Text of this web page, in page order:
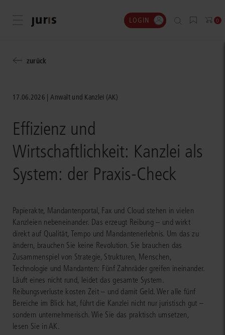
Menü öffnen LOGIN 0
zurück
17.06.2026 Anwalt und Kanzlei (AK)
Effizienz und
Wirtschaftlichkeit: Kanzlei als
System: der Praxis-Check
Papierakte, Mandantenportal, Fax und Cloud stehen in vielen
Kanzleien nebeneinander. Das erzeugt Reibung – und wirkt
direkt auf Qualität, Tempo und Mandantenerlebnis. Um das zu
ändern, brauchen Sie keine Revolution. Sie brauchen das
Zusammenspiel von Strategie, Strukturen, Menschen,
Technologie und Mandanten: Fünf Zahnräder greifen ineinander.
Läuft eines nicht rund, leidet das gesamte System.
Reibungsverluste kosten Zeit – und damit Geld. Wer alle fünf
Bereiche im Blick hat, führt die Kanzlei nicht nur juristisch gut –
sondern unternehmerisch. Wie Sie das praktisch umsetzen,
lesen Sie in AK.